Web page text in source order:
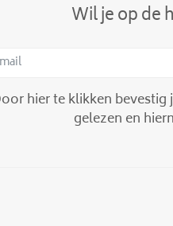
Wil je op de
hier te klikken bevestig
gelezen en